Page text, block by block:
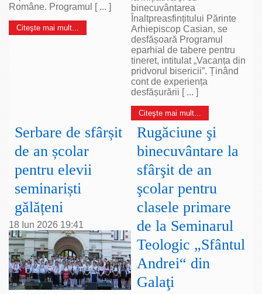
Române. Programul [ ... ]
Citeşte mai mult...
binecuvântarea
Înaltpreasfințitului Părinte
Arhiepiscop Casian, se
desfășoară Programul
eparhial de tabere pentru
tineret, intitulat „Vacanța din
pridvorul bisericii”. Ținând
cont de experiența
desfășurării [ ... ]
Citeşte mai mult...
Serbare de sfârșit
de an școlar
pentru elevii
seminariști
gălățeni
18 Iun 2026 19:41
Rugăciune şi
binecuvântare la
sfârşit de an
şcolar pentru
clasele primare
de la Seminarul
Teologic „Sfântul
Andrei“ din
Galaţi